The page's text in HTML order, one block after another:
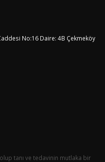
No:16 Daire: 4B Çekmeköy
tanı ve tedavinin mutlaka bir